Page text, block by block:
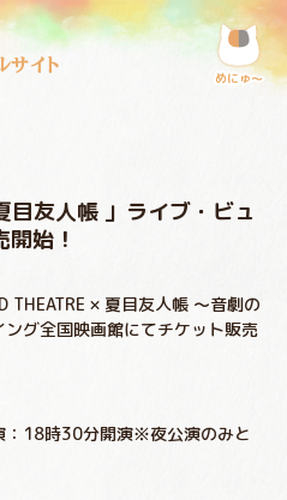
サイト
めにゅ〜
目友人帳 」ライブ・ビュ
始！
× 夏目友人帳 ～音劇の
グ全国映画館にてチケット販売
18時30分開演※夜公演のみと